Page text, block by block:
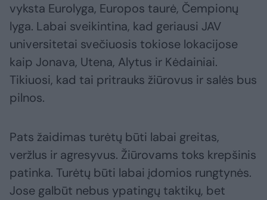
vyksta Eurolyga, Europos taurė, Čempionų
lyga. Labai sveikintina, kad geriausi JAV
universitetai svečiuosis tokiose lokacijose
kaip Jonava, Utena, Alytus ir Kėdainiai.
Tikiuosi, kad tai pritrauks žiūrovus ir salės bus
pilnos.
Pats žaidimas turėtų būti labai greitas,
veržlus ir agresyvus. Žiūrovams toks krepšinis
patinka. Turėtų būti labai įdomios rungtynės.
Jose galbūt nebus ypatingų taktikų, bet